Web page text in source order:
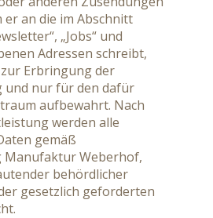
an die im Abschnitt
„Jobs“ und
Adressen schreibt,
Erbringung der
und nur für den dafür
aufbewahrt. Nach
werden alle
gemäß
Weberhof,
behördlicher
gesetzlich geforderten